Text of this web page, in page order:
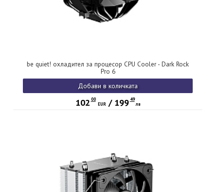
be quiet! охладител за процесор CPU Cooler - Dark Rock
Pro 6
Добави в количката
102 00
EUR/ 199 49
лв